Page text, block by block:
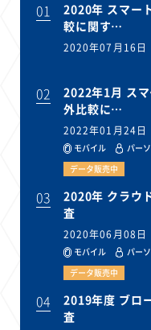
01
2020年 スマー
較に関す…
2020年07月16日
02
2022年1月 ス
外比較に…
2022年01月24日
モバイル パー
データ販売中
03
2020年 クラウ
査
2020年06月08日
モバイル パー
データ販売中
04
2019年度 ブロ
査